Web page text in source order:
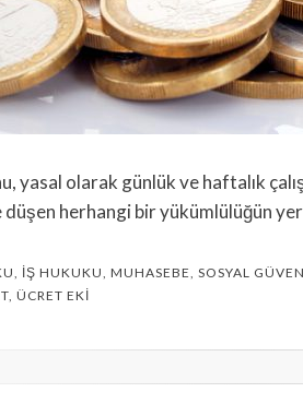
yasal olarak günlük ve haftalık
herhangi bir yükümlülüğün
, İŞ HUKUKU, MUHASEBE, SOSYAL
, ÜCRET EKI